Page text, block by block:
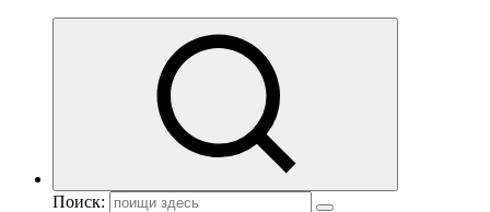
Поиск: